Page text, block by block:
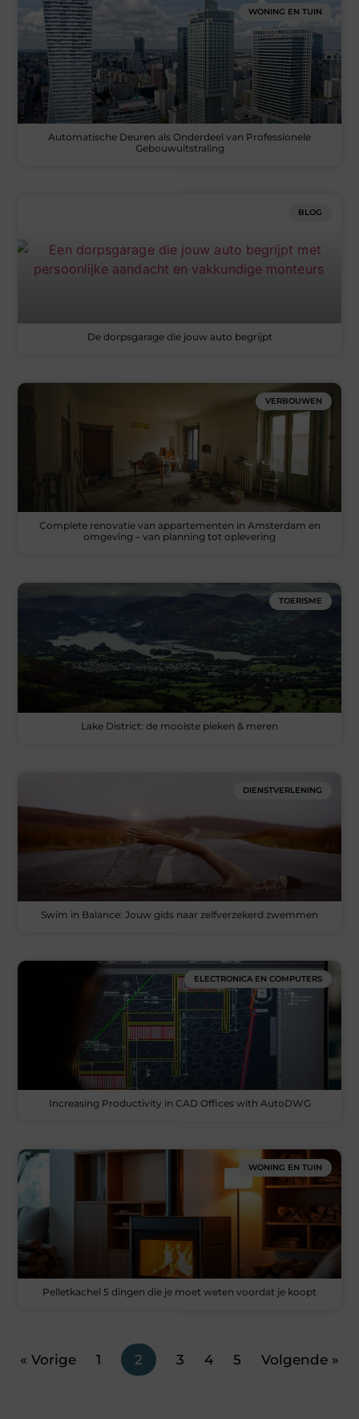
WONING EN TUIN
Automatische Deuren als Onderdeel van Professionele
Gebouwuitstraling
BLOG
De dorpsgarage die jouw auto begrijpt
VERBOUWEN
Complete renovatie van appartementen in Amsterdam en
omgeving – van planning tot oplevering
TOERISME
Lake District: de mooiste pieken & meren
DIENSTVERLENING
Swim in Balance: Jouw gids naar zelfverzekerd zwemmen
ELECTRONICA EN COMPUTERS
Increasing Productivity in CAD Offices with AutoDWG
WONING EN TUIN
Pelletkachel 5 dingen die je moet weten voordat je koopt
« Vorige 1 2 3 4 5 Volgende »